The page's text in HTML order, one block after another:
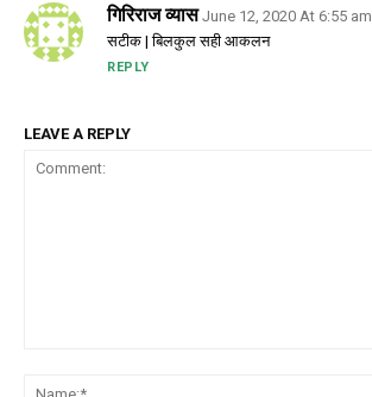
गिरिराज व्यास June 12, 2020 At 6:55 am
सटीक | बिलकुल सही आकलन
REPLY
LEAVE A REPLY